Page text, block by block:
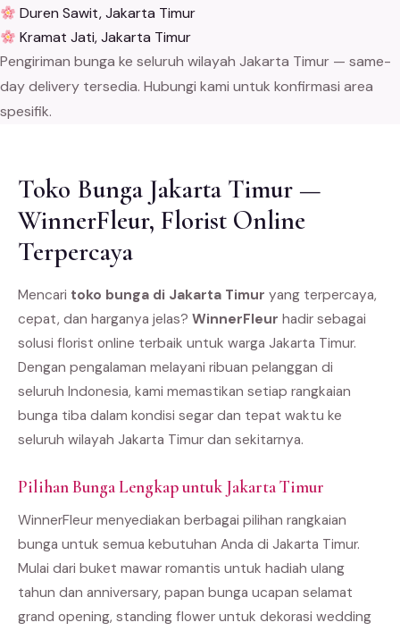
Duren Sawit, Jakarta Timur
Kramat Jati, Jakarta Timur
Pengiriman bunga ke seluruh wilayah Jakarta Timur — same-
day delivery tersedia. Hubungi kami untuk konfirmasi area
spesifik.
Toko Bunga Jakarta Timur —
WinnerFleur, Florist Online
Terpercaya
Mencari toko bunga di Jakarta Timur yang terpercaya,
cepat, dan harganya jelas? WinnerFleur hadir sebagai
solusi florist online terbaik untuk warga Jakarta Timur.
Dengan pengalaman melayani ribuan pelanggan di
seluruh Indonesia, kami memastikan setiap rangkaian
bunga tiba dalam kondisi segar dan tepat waktu ke
seluruh wilayah Jakarta Timur dan sekitarnya.
Pilihan Bunga Lengkap untuk Jakarta Timur
WinnerFleur menyediakan berbagai pilihan rangkaian
bunga untuk semua kebutuhan Anda di Jakarta Timur.
Mulai dari buket mawar romantis untuk hadiah ulang
tahun dan anniversary, papan bunga ucapan selamat
grand opening, standing flower untuk dekorasi wedding